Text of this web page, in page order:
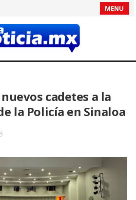
MENU
cadetes a la
la Policía en Sinaloa